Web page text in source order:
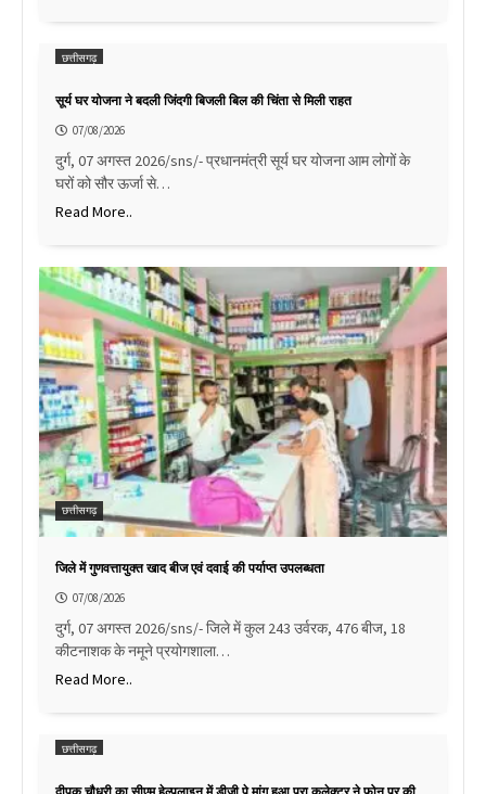
छत्तीसगढ़
सूर्य घर योजना ने बदली जिंदगी बिजली बिल की चिंता से मिली राहत
07/08/2026
दुर्ग, 07 अगस्त 2026/sns/- प्रधानमंत्री सूर्य घर योजना आम लोगों के
घरों को सौर ऊर्जा से…
Read More..
छत्तीसगढ़
जिले में गुणवत्तायुक्त खाद बीज एवं दवाई की पर्याप्त उपलब्धता
07/08/2026
दुर्ग, 07 अगस्त 2026/sns/- जिले में कुल 243 उर्वरक, 476 बीज, 18
कीटनाशक के नमूने प्रयोगशाला…
Read More..
छत्तीसगढ़